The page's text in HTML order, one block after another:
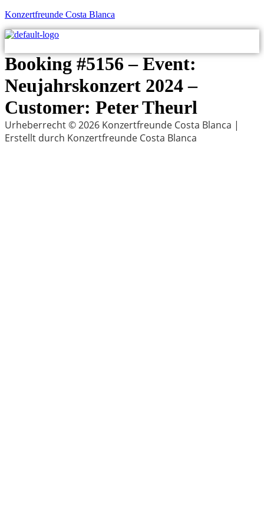
Konzertfreunde Costa Blanca
Booking #5156 – Event:
Neujahrskonzert 2024 –
Customer: Peter Theurl
Urheberrecht © 2026 Konzertfreunde Costa Blanca |
Erstellt durch Konzertfreunde Costa Blanca